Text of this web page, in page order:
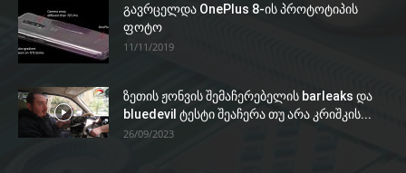
გავრცელდა OnePlus 8-ის პროტოტიპის
ფოტო
11/11/2019
ზეთის ჟონვის შემაჩერებელის barleaks და
bluedevil ტესტი შეაჩერა თუ არა კრიშკის...
26/09/2023